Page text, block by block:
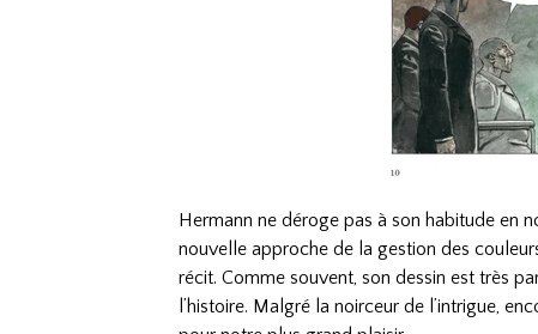
Hermann ne déroge pas à son habitude en
nouvelle approche de la gestion des
récit. Comme souvent, son dessin est très
l’histoire. Malgré la noirceur de l’intrigue,